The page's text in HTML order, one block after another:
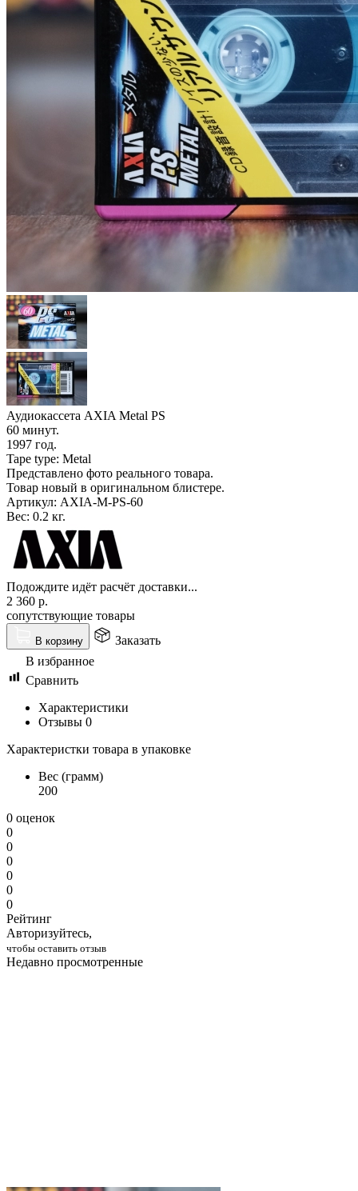
Аудиокассета AXIA Metal PS
60 минут.
1997 год.
Tape type: Metal
Представлено фото реального товара.
Товар новый в оригинальном блистере.
Артикул: AXIA-M-PS-60
Вес: 0.2 кг.
Подождите идёт расчёт доставки...
2 360 р.
сопутствующие товары
В корзину
Заказать
В избранное
Сравнить
Характеристики
Отзывы 0
Характеристки товара в упаковке
Вес (грамм)
200
0 оценок
0
0
0
0
0
0
Рейтинг
Авторизуйтесь,
чтобы оставить отзыв
Недавно просмотренные